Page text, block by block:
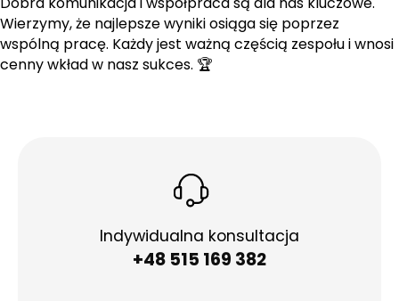
Wierzymy, że najlepsze wyniki osiąga się poprzez
wspólną pracę. Każdy jest ważną częścią zespołu i wnosi
cenny wkład w nasz sukces. 🏆
Indywidualna konsultacja
+48 515 169 382